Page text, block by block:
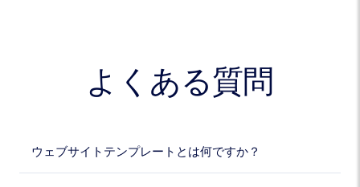
よくある質問
ウェブサイトテンプレートとは何ですか？